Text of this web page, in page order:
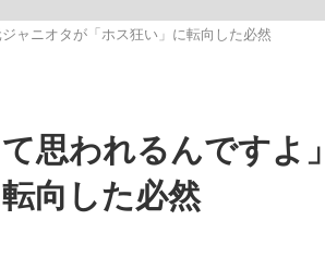
ャニオタが「ホス狂い」に転向した必然
思われるんですよ
向した必然